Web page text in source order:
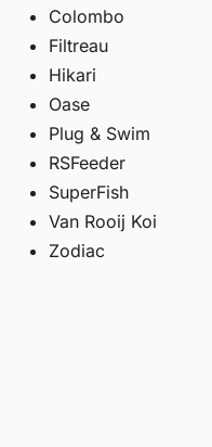
Colombo
Filtreau
Hikari
Oase
Plug & Swim
RSFeeder
SuperFish
Van Rooij Koi
Zodiac